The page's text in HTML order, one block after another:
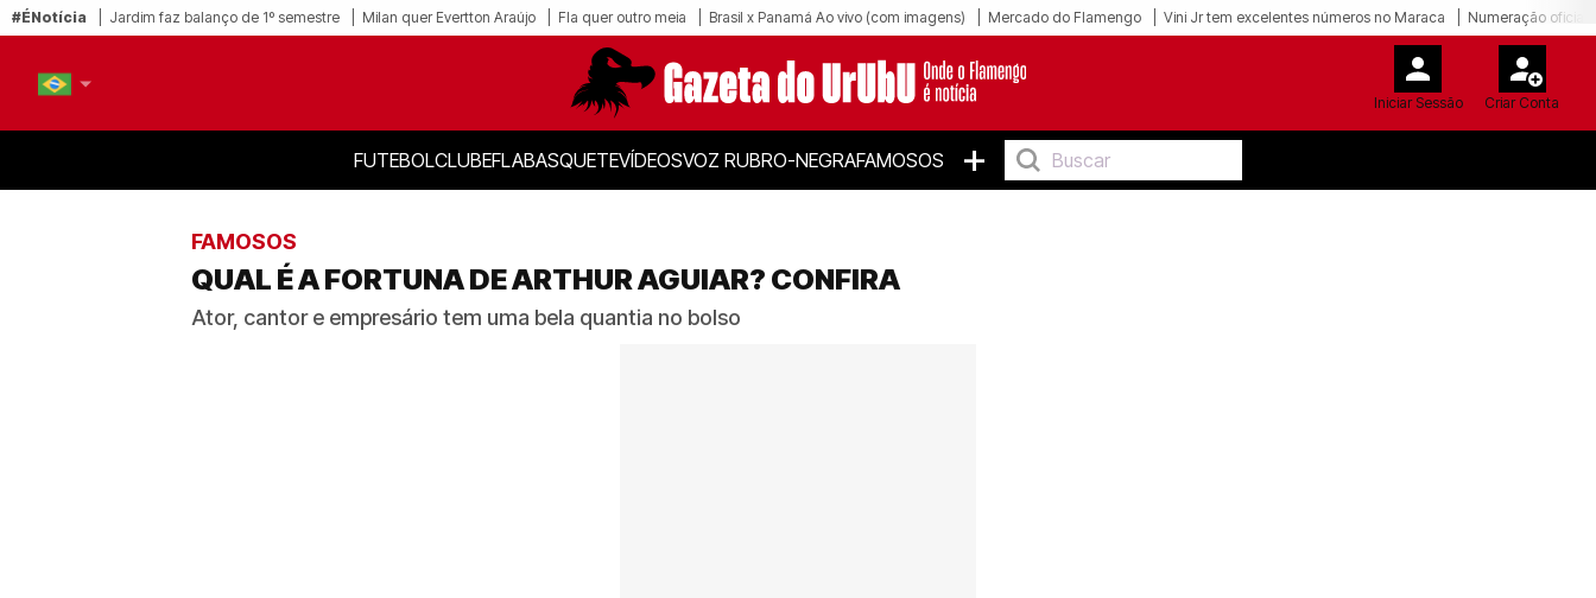
#ÉNotícia Jardim faz balanço de 1º semestre Milan quer Evertton Araújo Fla quer outro meia Brasil x Panamá Ao vivo (com imagens) Mercado do Flamengo Vini Jr tem excelentes números no Maraca Numeração oficial
Iniciar Sessão Criar Conta
FUTEBOLCLUBEFLABASQUETEVÍDEOSVOZ RUBRO-NEGRAFAMOSOS +
FAMOSOS
QUAL É A FORTUNA DE ARTHUR AGUIAR? CONFIRA
Ator, cantor e empresário tem uma bela quantia no bolso